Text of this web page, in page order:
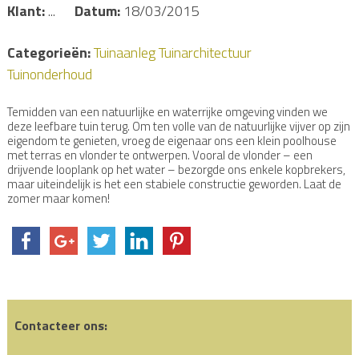
Klant:... Datum:18/03/2015
Categorieën:TuinaanlegTuinarchitectuur
Tuinonderhoud
Temidden van een natuurlijke en waterrijke omgeving vinden we
deze leefbare tuin terug. Om ten volle van de natuurlijke vijver op zijn
eigendom te genieten, vroeg de eigenaar ons een klein poolhouse
met terras en vlonder te ontwerpen. Vooral de vlonder – een
drijvende looplank op het water – bezorgde ons enkele kopbrekers,
maar uiteindelijk is het een stabiele constructie geworden. Laat de
zomer maar komen!
Contacteer ons: